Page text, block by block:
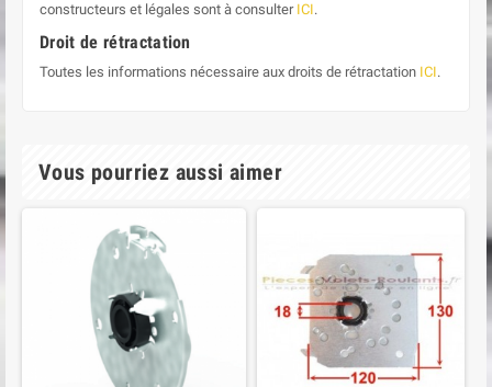
constructeurs et légales sont à consulter ICI.
Droit de rétractation
Toutes les informations nécessaire aux droits de rétractation ICI.
Vous pourriez aussi aimer